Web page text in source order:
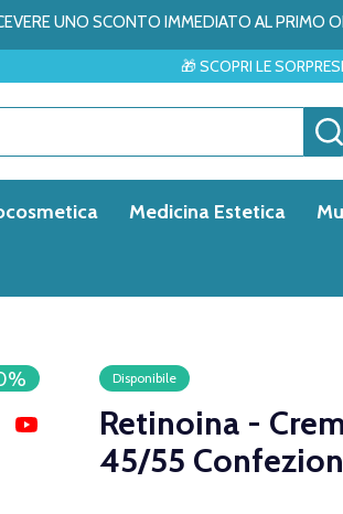
UNO SCONTO IMMEDIATO AL PRIMO
🎁 SCOPRI LE SORPRESE DEL MESE → ✨
Medicina Estetica
Disponibile
Retinoina -
45/55